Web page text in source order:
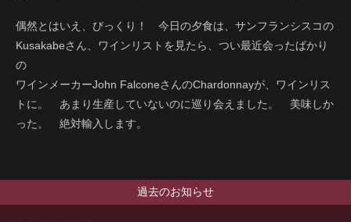
ばかりの
偶然とはいえ、びっくり！ 今日の夕食は、サンフランシスコの
Kusakabeさん、ワインリストを見たら、つい最近会ったばかり
の
ワインメーカーJohn FalconeさんのChardonnayが、ワインリス
トに。 あまり生産していないのに巡り会えました。 美味しか
った。 絶対輸入します。
過去のお知らせ